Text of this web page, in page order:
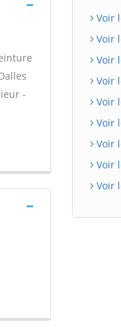
-
Voir
Voir
Voir
Voir
Voir
Voir
Voir
Voir
Voir